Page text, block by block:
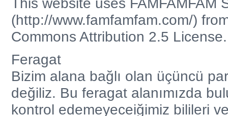
(http://www.famfamfam.com/)
Commons Attribution 2.5 License.
Feragat
Bizim alana bağlı olan üçüncü
değiliz. Bu feragat alanımızda
kontrol edemeyeceiğimiz bilileri